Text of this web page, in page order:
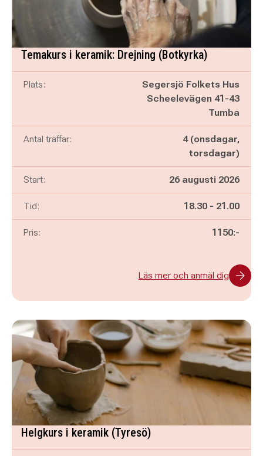
Temakurs i keramik: Drejning (Botkyrka)
Plats:
Segersjö Folkets Hus
Scheelevägen 41-43
Tumba
Antal träffar:
4 (onsdagar,
torsdagar)
Start: 26 augusti 2026
Tid: Pågår mellan
18.30 - och
21.00
Pris: 1150:-
Läs mer och anmäl dig
Helgkurs i keramik (Tyresö)